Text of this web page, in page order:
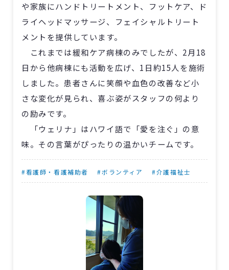
や家族にハンドトリートメント、フットケア、ド
ライヘッドマッサージ、フェイシャルトリート
メントを提供しています。
これまでは緩和ケア病棟のみでしたが、2月18
日から他病棟にも活動を広げ、1日約15人を施術
しました。患者さんに笑顔や血色の改善など小
さな変化が見られ、喜ぶ姿がスタッフの何より
の励みです。
「ウェリナ」はハワイ語で「愛を注ぐ」の意
味。その言葉がぴったりの温かいチームです。
#看護師・看護補助者 #ボランティア #介護福祉士